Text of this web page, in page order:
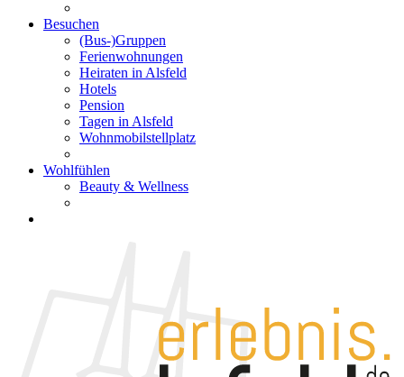
Besuchen
(Bus-)Gruppen
Ferienwohnungen
Heiraten in Alsfeld
Hotels
Pension
Tagen in Alsfeld
Wohnmobilstellplatz
Wohlfühlen
Beauty & Wellness